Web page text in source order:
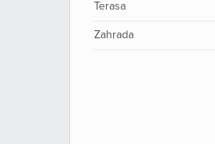
Terasa
Zahrada